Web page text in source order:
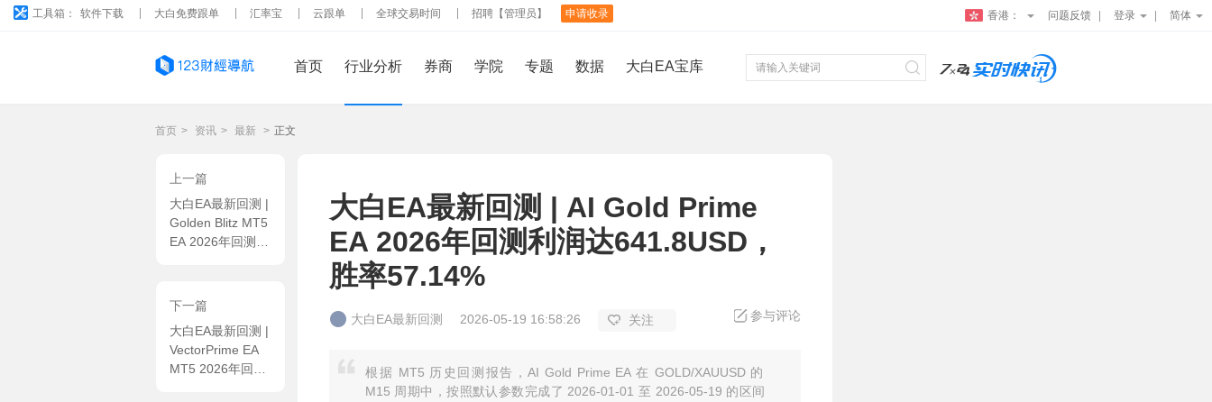
工具箱： 软件下载 大白免费跟单 汇率宝 云跟单 全球交易时间 招聘【管理员】 申请收录 香港： 问题反馈 登录 简体
首页 行业分析 券商 学院 专题 数据 大白EA宝库
首页 > 资讯 > 最新 > 正文
上一篇
大白EA最新回测 |
Golden Blitz MT5
EA 2026年回测利
率83.11%
下一篇
大白EA最新回测 |
VectorPrime EA
MT5 2026年回测
大白EA最新回测 | AI Gold Prime
EA 2026年回测利润达641.8USD，
胜率57.14%
大白EA最新回测 2026-05-19 16:58:26 关注 参与评论
根据 MT5 历史回测报告，AI Gold Prime EA 在 GOLD/XAUUSD 的
M15 周期中，按照默认参数完成了 2026-01-01 至 2026-05-19 的区间